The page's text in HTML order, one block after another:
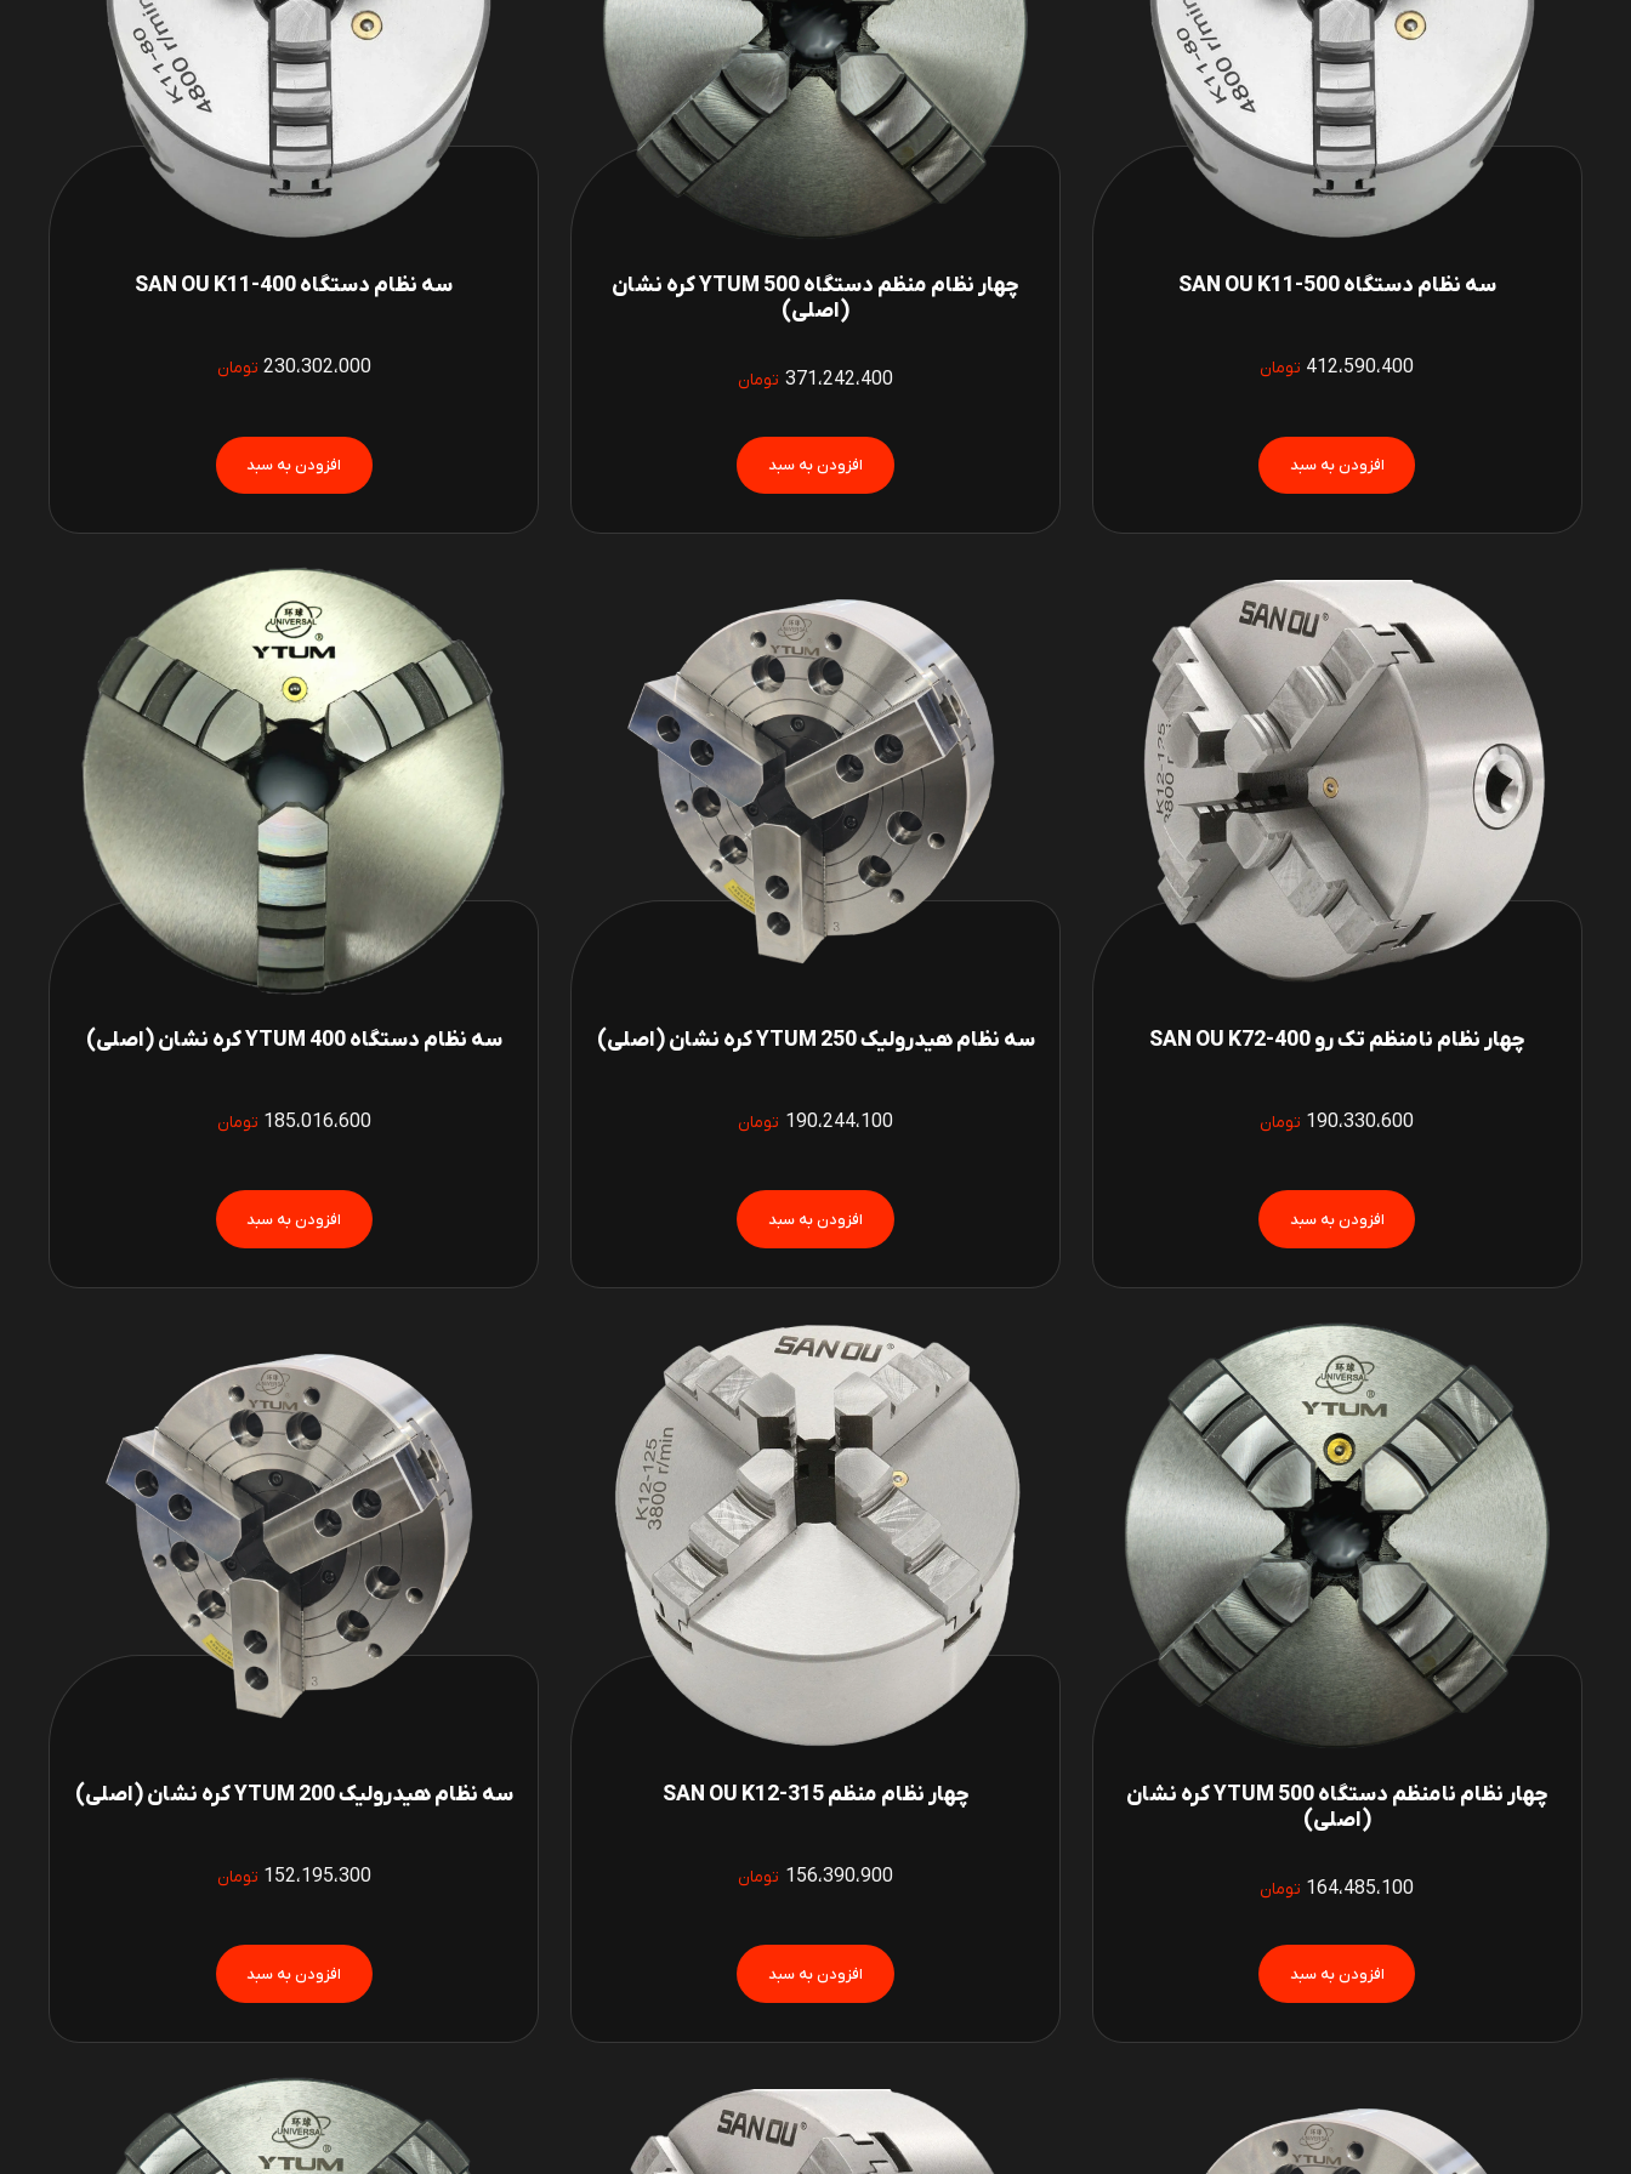
سه نظام دستگاه SAN OU K11-500
412،590،400 تومان
چهار نظام منظم دستگاه 500 YTUM کره نشان
(اصلی)
371،242،400 تومان
سه نظام دستگاه SAN OU K11-400
230،302،000 تومان
چهار نظام نامنظم تک رو SAN OU K72-400
190،330،600 تومان
سه نظام هیدرولیک 250 YTUM کره نشان (اصلی)
190،244،100 تومان
سه نظام دستگاه 400 YTUM کره نشان (اصلی)
185،016،600 تومان
چهار نظام نامنظم دستگاه 500 YTUM کره نشان
(اصلی)
164،485،100 تومان
چهار نظام منظم SAN OU K12-315
156،390،900 تومان
سه نظام هیدرولیک 200 YTUM کره نشان (اصلی)
152،195،300 تومان